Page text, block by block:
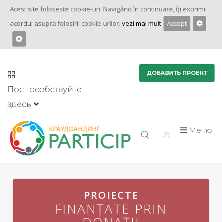
Acest site foloseste cookie-uri. Navigând în continuare, îţi exprimi
acordul asupra folosirii cookie-urilor. vezi mai mult Accept
Поспособствуйте
здесь
ДОБАВИТЬ ПРОЕКТ
Меню
PROIECTE
FINANȚATE PRIN
PROIECTE
FINANȚATE PRIN